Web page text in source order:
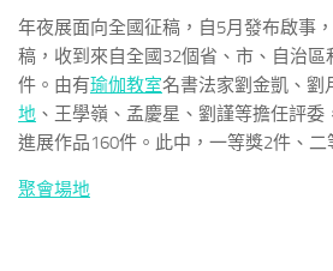
年夜展面向全國征稿，自5月發布啟事
稿，收到來自全國32個省、市、自治區
件。由有瑜伽教室名書法家劉金凱、劉
地 、王學嶺、孟慶星、劉謹等擔任評委
進展作品160件。此中，一等獎2件、二
聚會場地